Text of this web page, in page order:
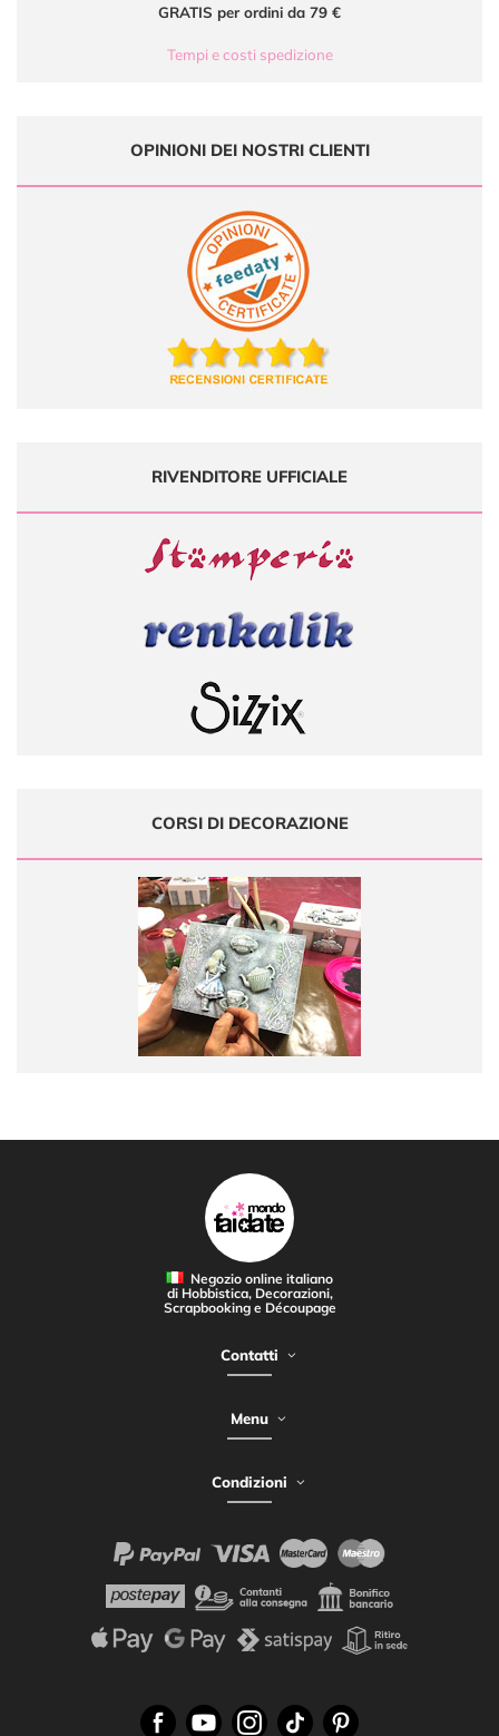
GRATIS per ordini da 79 €
Tempi e costi spedizione
OPINIONI DEI NOSTRI CLIENTI
RIVENDITORE UFFICIALE
CORSI DI DECORAZIONE
Negozio online italiano
di Hobbistica, Decorazioni,
Scrapbooking e Découpage
Contatti
Menu
Condizioni